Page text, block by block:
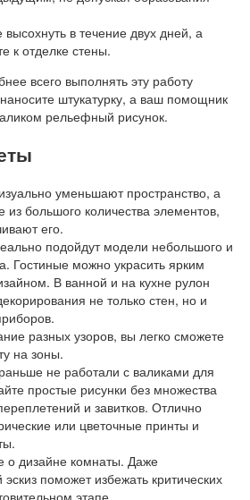
высохнуть в течение двух дней, а
к отделке стены.
всего выполнять эту работу
штукатурку, а ваш помощник
рельефный рисунок.
уменьшают пространство, а
из большого количества элементов,
его.
подойдут модели небольшого и
Гостиные можно украсить ярким
В ванной и на кухне рулон
не только стен, но и
разных узоров, вы легко сможете
на зоны.
не работали с валиками для
простые рисунки без множества
и завитков. Отлично
или цветочные принты и
о дизайне комнаты. Даже
поможет избежать критических
этапе.